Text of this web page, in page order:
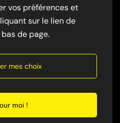
surtout la nuit.
vos préférences et
sur le lien de
de page.
mes choix
moi !